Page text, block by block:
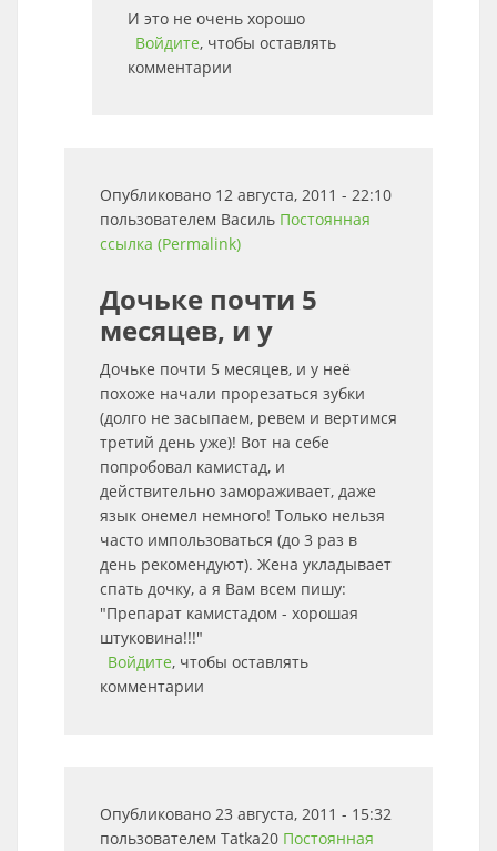
И это не очень хорошо
Войдите, чтобы оставлять
комментарии
Опубликовано 12 августа, 2011 - 22:10
пользователем Василь Постоянная
ссылка (Permalink)
Дочьке почти 5
месяцев, и у
Дочьке почти 5 месяцев, и у неё
похоже начали прорезаться зубки
(долго не засыпаем, ревем и вертимся
третий день уже)! Вот на себе
попробовал камистад, и
действительно замораживает, даже
язык онемел немного! Только нельзя
часто импользоваться (до 3 раз в
день рекомендуют). Жена укладывает
спать дочку, а я Вам всем пишу:
"Препарат камистадом - хорошая
штуковина!!!"
Войдите, чтобы оставлять
комментарии
Опубликовано 23 августа, 2011 - 15:32
пользователем Tatka20 Постоянная